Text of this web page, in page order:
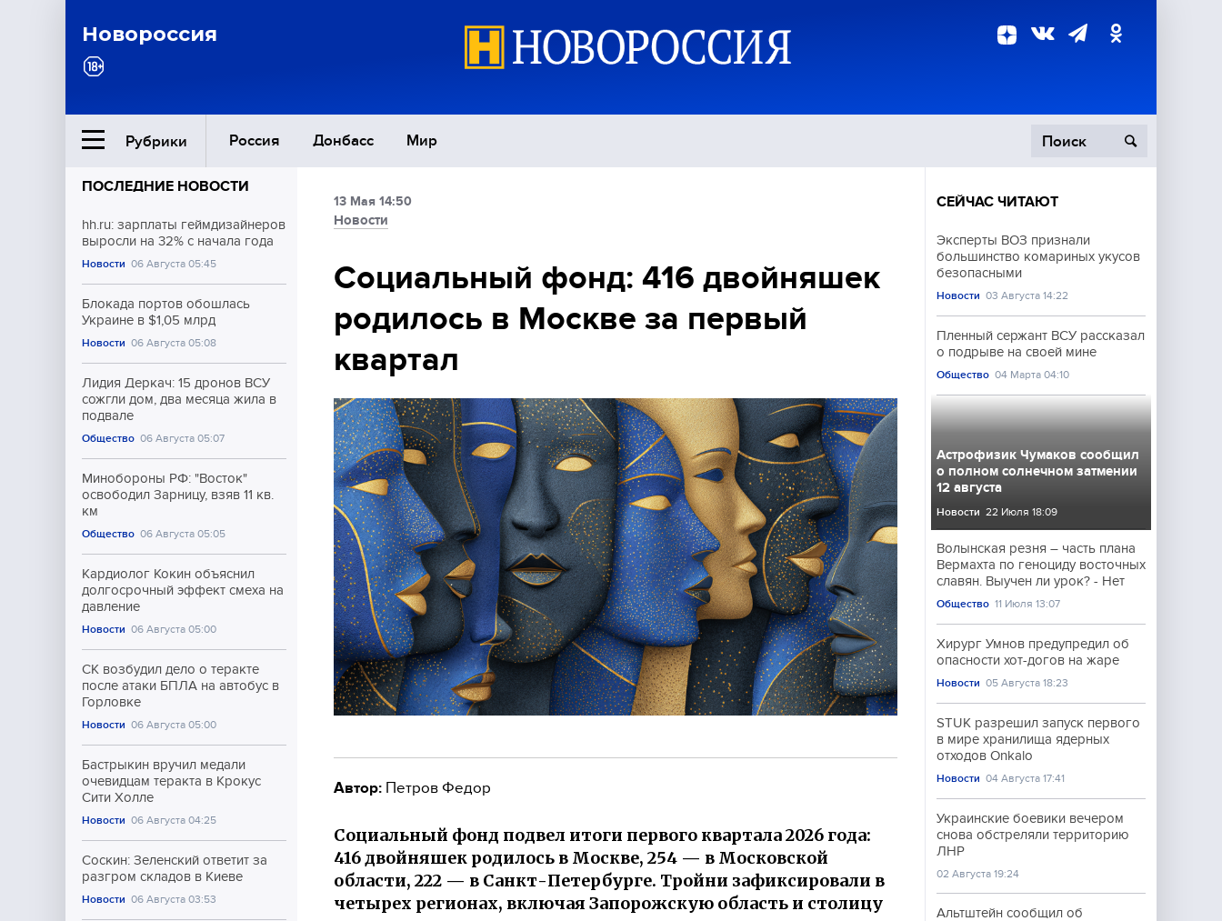
Новороссия
Рубрики Россия Донбасс Мир
Ближний Восток
Общество
Экономика
Происшествия
Культура
Спорт
ПОСЛЕДНИЕ НОВОСТИ
hh.ru: зарплаты геймдизайнеров
выросли на 32% с начала года
Новости 06 Августа 05:45
Блокада портов обошлась
Украине в $1,05 млрд
Новости 06 Августа 05:08
Лидия Деркач: 15 дронов ВСУ
сожгли дом, два месяца жила в
подвале
Общество 06 Августа 05:07
Минобороны РФ: "Восток"
освободил Зарницу, взяв 11 кв.
км
Общество 06 Августа 05:05
Кардиолог Кокин объяснил
долгосрочный эффект смеха на
давление
Новости 06 Августа 05:00
СК возбудил дело о теракте
после атаки БПЛА на автобус в
Горловке
Новости 06 Августа 05:00
Бастрыкин вручил медали
очевидцам теракта в Крокус
Сити Холле
Новости 06 Августа 04:25
Соскин: Зеленский ответит за
разгром складов в Киеве
Новости 06 Августа 03:53
13 Мая 14:50
Новости
Социальный фонд: 416 двойняшек
родилось в Москве за первый
квартал
Автор: Петров Федор
Социальный фонд подвел итоги первого квартала 2026 года:
416 двойняшек родилось в Москве, 254 — в Московской
области, 222 — в Санкт-Петербурге. Тройни зафиксировали в
четырех регионах, включая Запорожскую область и столицу
СЕЙЧАС ЧИТАЮТ
Эксперты ВОЗ признали
большинство комариных укусов
безопасными
Новости 03 Августа 14:22
Пленный сержант ВСУ рассказал
о подрыве на своей мине
Общество 04 Марта 04:10
Астрофизик Чумаков сообщил
о полном солнечном затмении
12 августа
Новости 22 Июля 18:09
Волынская резня – часть плана
Вермахта по геноциду восточных
славян. Выучен ли урок? - Нет
Общество 11 Июля 13:07
Хирург Умнов предупредил об
опасности хот-догов на жаре
Новости 05 Августа 18:23
STUK разрешил запуск первого
в мире хранилища ядерных
отходов Onkalo
Новости 04 Августа 17:41
Украинские боевики вечером
снова обстреляли территорию
ЛНР
02 Августа 19:24
Альтштейн сообщил об